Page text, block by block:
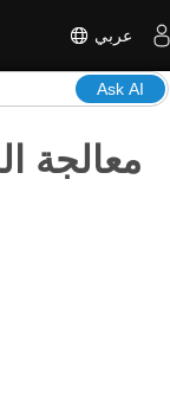
عربي
Ask AI
معالجة